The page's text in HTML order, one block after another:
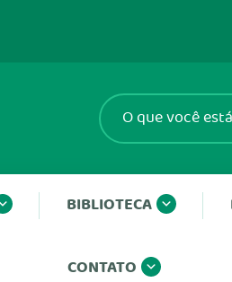
BIBLIOTECA
CONTATO